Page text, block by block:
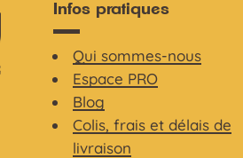
Infos pratiques
Qui sommes-nous
Espace PRO
Blog
Colis, frais et délais de
livraison